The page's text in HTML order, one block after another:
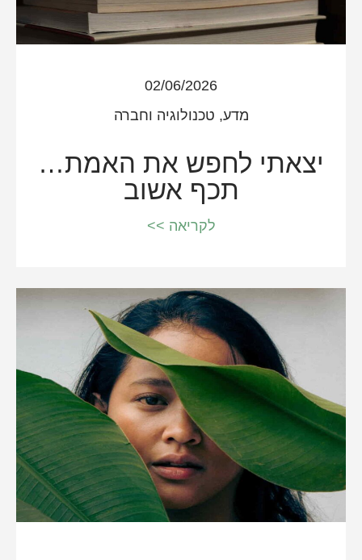
02/06/2026
מדע, טכנולוגיה וחברה
יצאתי לחפש את האמת…
תכף אשוב
לקריאה >>